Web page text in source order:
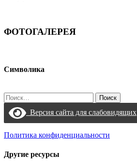
ФОТОГАЛЕРЕЯ
Символика
Найти:
Версия сайта для слабовидящих
Политика конфиденциальности
Другие ресурсы